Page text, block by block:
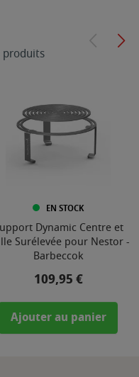
produits
EN STOCK
Dynamic Centre et
Surélevée pour Nestor -
Barbeccok
Prix
109,95 €
Ajouter au panier